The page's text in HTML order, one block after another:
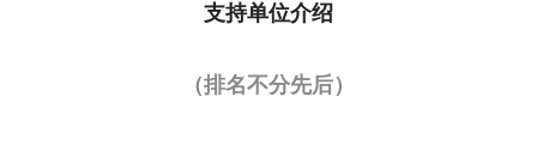
支持单位介绍
（排名不分先后）